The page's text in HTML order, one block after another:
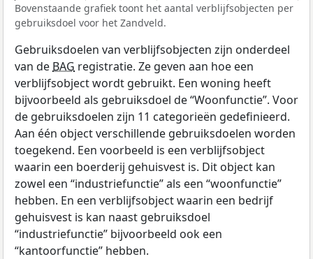
Bovenstaande grafiek toont het aantal verblijfsobjecten per
gebruiksdoel voor het Zandveld.
Gebruiksdoelen van verblijfsobjecten zijn onderdeel
van de BAG registratie. Ze geven aan hoe een
verblijfsobject wordt gebruikt. Een woning heeft
bijvoorbeeld als gebruiksdoel de “Woonfunctie”. Voor
de gebruiksdoelen zijn 11 categorieën gedefinieerd.
Aan één object verschillende gebruiksdoelen worden
toegekend. Een voorbeeld is een verblijfsobject
waarin een boerderij gehuisvest is. Dit object kan
zowel een “industriefunctie” als een “woonfunctie”
hebben. En een verblijfsobject waarin een bedrijf
gehuisvest is kan naast gebruiksdoel
“industriefunctie” bijvoorbeeld ook een
“kantoorfunctie” hebben.